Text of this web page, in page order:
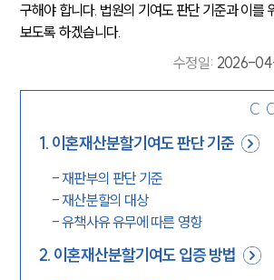
구해야 합니다. 법원의 기여도 판단 기준과 이를
보도록 하겠습니다.
수정일: 2026-
1. 이혼재산분할기여도 판단 기준
- 재판부의 판단 기준
- 재산분할의 대상
-유책사유 유무에 따른 영향
2. 이혼재산분할기여도 입증 방법